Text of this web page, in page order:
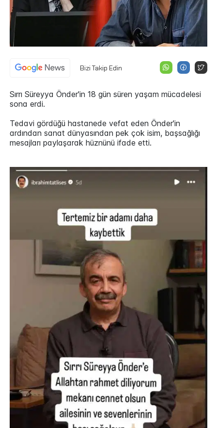
Bizi Takip Edin
Sırrı Süreyya Önder'in 18 gün süren yaşam mücadelesi
sona erdi.
Tedavi gördüğü hastanede vefat eden Önder'in
ardından sanat dünyasından pek çok isim, başsağlığı
mesajları paylaşarak hüznünü ifade etti.